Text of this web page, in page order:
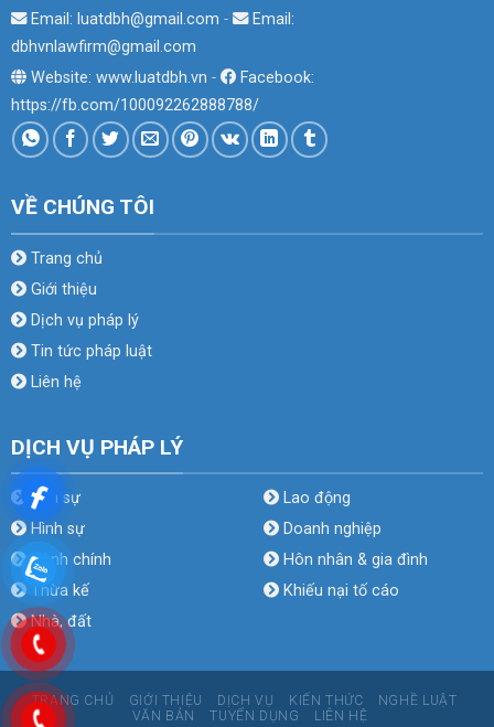
Email: luatdbh@gmail.com -
Email:
dbhvnlawfirm@gmail.com
Website: www.luatdbh.vn -
Facebook:
https://fb.com/100092262888788/
VỀ CHÚNG TÔI
Trang chủ
Giới thiệu
Dịch vụ pháp lý
Tin tức pháp luật
Liên hệ
DỊCH VỤ PHÁP LÝ
Dân sự
Hình sự
Hành chính
Thừa kế
Nhà, đất
Lao động
Doanh nghiệp
Hôn nhân & gia đình
Khiếu nại tố cáo
TRANG CHỦ GIỚI THIỆU DỊCH VỤ KIẾN THỨC
NGHỀ LUẬT
VĂN BẢN
TUYỂN DỤNG LIÊN HỆ